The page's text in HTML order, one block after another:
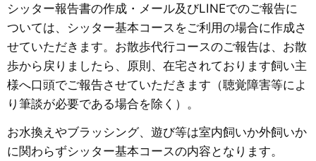
シッター報告書の作成・メール及びLINEでのご報告に
ついては、シッター基本コースをご利用の場合に作成さ
せていただきます。お散歩代行コースのご報告は、お散
歩から戻りましたら、原則、在宅されております飼い主
様へ口頭でご報告させていただきます（聴覚障害等によ
り筆談が必要である場合を除く）。
お水換えやブラッシング、遊び等は室内飼いか外飼いか
に関わらずシッター基本コースの内容となります。